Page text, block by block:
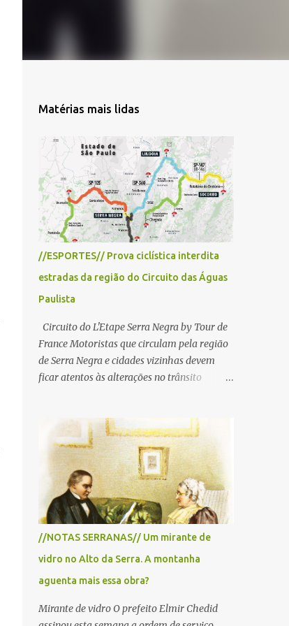
Matérias mais lidas
//ESPORTES// Prova ciclística interdita
estradas da região do Circuito das Águas
Paulista
Circuito do L'Etape Serra Negra by Tour de
France Motoristas que circulam pela região
de Serra Negra e cidades vizinhas devem
ficar atentos às alterações no trânsito
realização do L'Étape Serra Negra by Tour
de France presented by Nubank.
Considerado o principal circuito de ciclismo
amador da América Latina, o evento reunirá
atletas de diferentes regiões do país e terá
percursos passando pelos municípios de
Serra Negra, Amparo, Monte Alegre do Sul,
Lindoia e Socorro. Para garantir a segurança
dos participantes e do público, diversos
trechos de rodovias e estradas da região
longo da prova. A largada será na Rua
//NOTAS SERRANAS// Um mirante de
vidro no Alto da Serra. A montanha
aguenta mais essa obra?
Mirante de vidro O prefeito Elmir Chedid